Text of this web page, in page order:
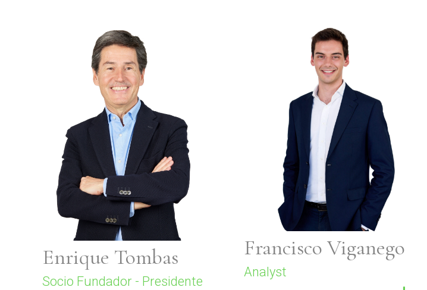
Enrique Tombas
Socio Fundador - Presidente
Francisco Viganego
Analyst